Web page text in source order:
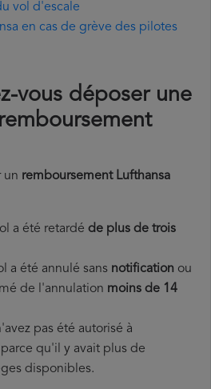
vol d'escale
en cas de grève des pilotes
vous déposer une
un remboursement Lufthansa
a été retardé de plus de trois
a été annulé sans notification ou
de l'annulation moins de 14
pas été autorisé à
qu'il y avait plus de
disponibles.